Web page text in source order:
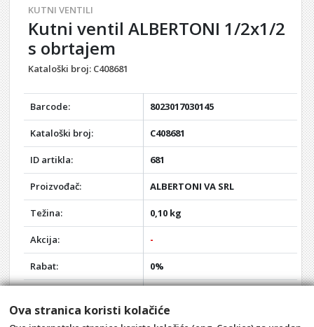
KUTNI VENTILI
Kutni ventil ALBERTONI 1/2x1/2
s obrtajem
Kataloški broj: C408681
Barcode: 8023017030145
Kataloški broj: C408681
ID artikla: 681
Proizvođač: ALBERTONI VA SRL
Težina: 0,10 kg
Akcija: -
Rabat: 0%
s obrtajem
Ova stranica koristi kolačiće